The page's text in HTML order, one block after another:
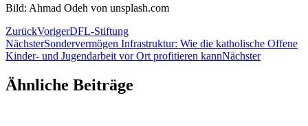
Bild: Ahmad Odeh von unsplash.com
ZurückVorigerDFL-Stiftung
NächsterSondervermögen Infrastruktur: Wie die katholische Offene
Kinder- und Jugendarbeit vor Ort profitieren kannNächster
Ähnliche Beiträge